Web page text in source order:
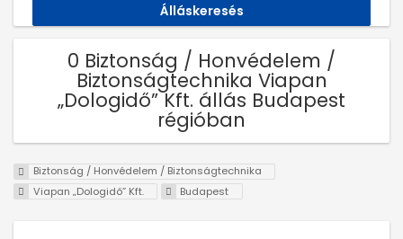
0 Biztonság / Honvédelem /
Biztonságtechnika Viapan
„Dologidő” Kft. állás Budapest
régióban
Biztonság / Honvédelem / Biztonságtechnika
Viapan „Dologidő” Kft.
Budapest